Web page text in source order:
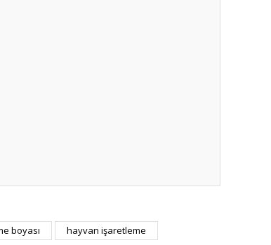
boyası
hayvan işaretleme